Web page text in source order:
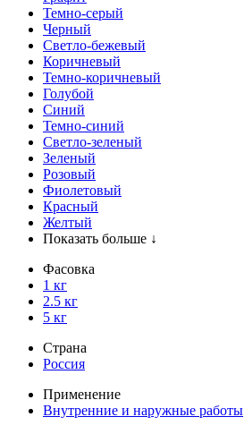
Темно-серый
Черный
Светло-бежевый
Коричневый
Темно-коричневый
Голубой
Синий
Темно-синий
Светло-зеленый
Зеленый
Розовый
Фиолетовый
Красный
Желтый
Показать больше ↓
Фасовка
1 кг
2.5 кг
5 кг
Страна
Россия
Применение
Внутренние и наружные работы